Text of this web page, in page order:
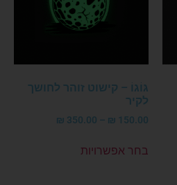
גּוֹגוֹ – קישוט זוהר לחושך
לקיר
150.00
₪
–
350.00
₪
בחר אפשרויות